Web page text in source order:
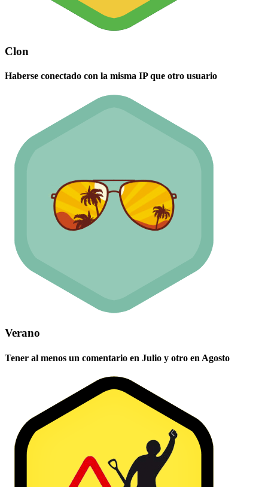
Clon
Haberse conectado con la misma IP que otro usuario
Verano
Tener al menos un comentario en Julio y otro en Agosto